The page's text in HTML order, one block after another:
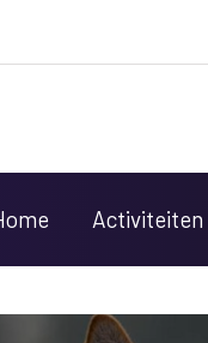
Activiteiten